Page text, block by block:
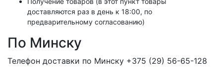
доставляются раз в день к 18:00, по
предварительному согласованию)
По Минску
Телефон доставки по Минску +375 (29) 56-65-128